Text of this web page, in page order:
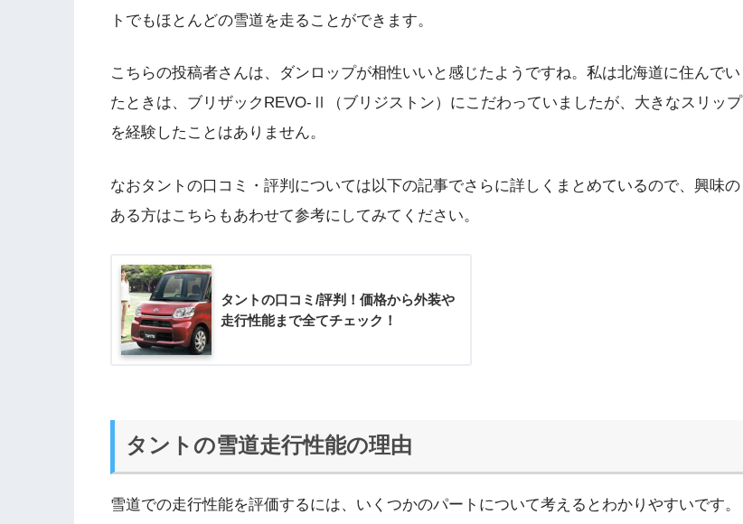
トでもほとんどの雪道を走ることができます。
こちらの投稿者さんは、ダンロップが相性いいと感じたようですね。私は北海道に住んでい
たときは、ブリザックREVO-Ⅱ（ブリジストン）にこだわっていましたが、大きなスリップ
を経験したことはありません。
なおタントの口コミ・評判については以下の記事でさらに詳しくまとめているので、興味の
ある方はこちらもあわせて参考にしてみてください。
タントの口コミ/評判！価格から外装や
走行性能まで全てチェック！
タントの雪道走行性能の理由
雪道での走行性能を評価するには、いくつかのパートについて考えるとわかりやすいです。